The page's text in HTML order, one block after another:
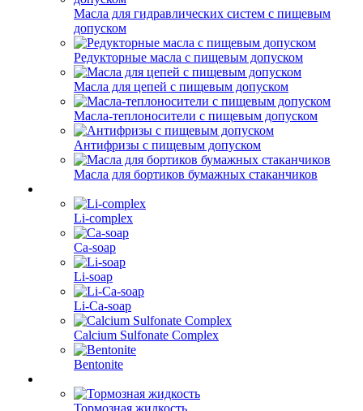
Масла для гидравлических систем с пищевым
допуском
Редукторные масла с пищевым допуском
Масла для цепей с пищевым допуском
Масла-теплоносители с пищевым допуском
Антифризы с пищевым допуском
Масла для бортиков бумажных стаканчиков
Li-complex
Ca-soap
Li-soap
Li-Ca-soap
Calcium Sulfonate Complex
Bentonite
Тормозная жидкость